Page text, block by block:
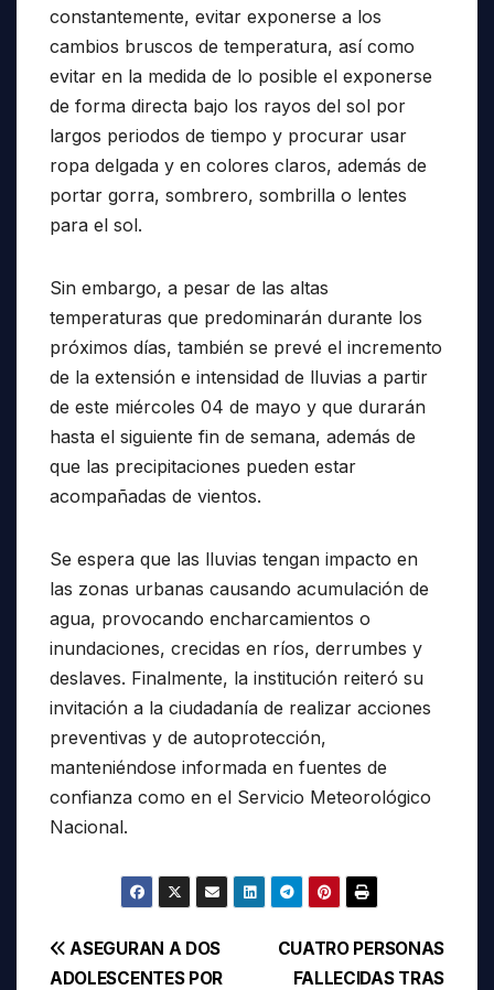
constantemente, evitar exponerse a los
cambios bruscos de temperatura, así como
evitar en la medida de lo posible el exponerse
de forma directa bajo los rayos del sol por
largos periodos de tiempo y procurar usar
ropa delgada y en colores claros, además de
portar gorra, sombrero, sombrilla o lentes
para el sol.
Sin embargo, a pesar de las altas
temperaturas que predominarán durante los
próximos días, también se prevé el incremento
de la extensión e intensidad de lluvias a partir
de este miércoles 04 de mayo y que durarán
hasta el siguiente fin de semana, además de
que las precipitaciones pueden estar
acompañadas de vientos.
Se espera que las lluvias tengan impacto en
las zonas urbanas causando acumulación de
agua, provocando encharcamientos o
inundaciones, crecidas en ríos, derrumbes y
deslaves. Finalmente, la institución reiteró su
invitación a la ciudadanía de realizar acciones
preventivas y de autoprotección,
manteniéndose informada en fuentes de
confianza como en el Servicio Meteorológico
Nacional.
Navegación
CUATRO PERSONAS
FALLECIDAS TRAS
ASEGURAN A DOS
ADOLESCENTES POR